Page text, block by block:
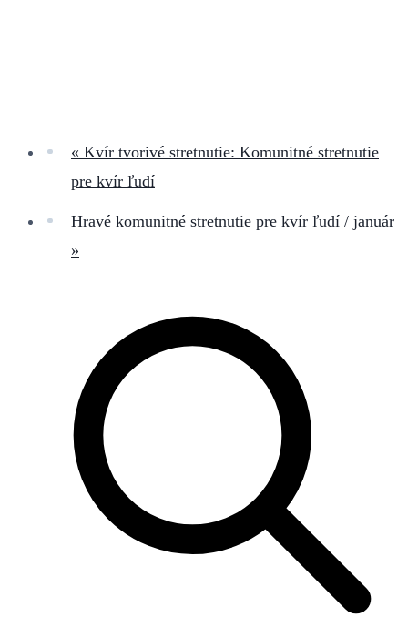
« Kvír tvorivé stretnutie: Komunitné stretnutie
pre kvír ľudí
Hravé komunitné stretnutie pre kvír ľudí / január
»